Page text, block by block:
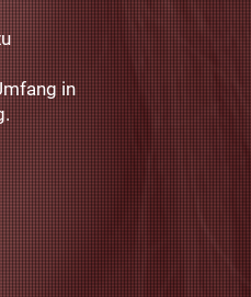
in